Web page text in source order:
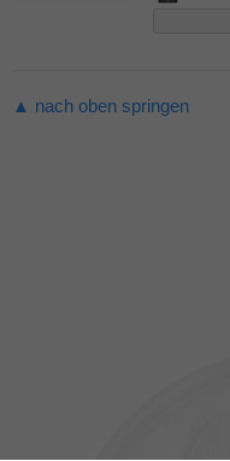
▲ nach oben springen